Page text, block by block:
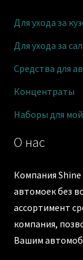
О нас
Компания
автомоек без
ассортимент
компания,
Вашим
Для ухода за
Для ухода за
Средства для
Концентраты
Наборы для